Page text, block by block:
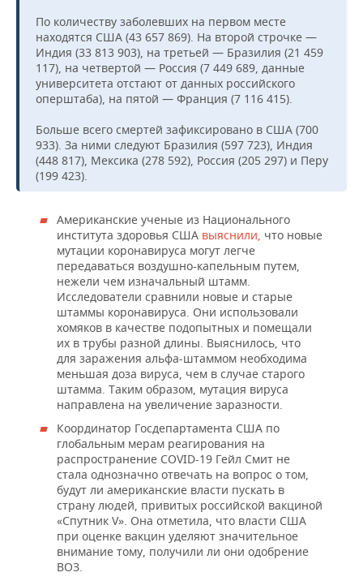
По количеству заболевших на первом месте
находятся США (43 657 869). На второй строчке —
Индия (33 813 903), на третьей — Бразилия (21 459
117), на четвертой — Россия (7 449 689, данные
университета отстают от данных российского
оперштаба), на пятой — Франция (7 116 415).
Больше всего смертей зафиксировано в США (700
933). За ними следуют Бразилия (597 723), Индия
(448 817), Мексика (278 592), Россия (205 297) и Перу
(199 423).
Американские ученые из Национального
института здоровья США выяснили, что новые
мутации коронавируса могут легче
передаваться воздушно-капельным путем,
нежели чем изначальный штамм.
Исследователи сравнили новые и старые
штаммы коронавируса. Они использовали
хомяков в качестве подопытных и помещали
их в трубы разной длины. Выяснилось, что
для заражения альфа-штаммом необходима
меньшая доза вируса, чем в случае старого
штамма. Таким образом, мутация вируса
направлена на увеличение заразности.
Координатор Госдепартамента США по
глобальным мерам реагирования на
распространение COVID-19 Гейл Смит не
стала однозначно отвечать на вопрос о том,
будут ли американские власти пускать в
страну людей, привитых российской вакциной
«Спутник V». Она отметила, что власти США
при оценке вакцин уделяют значительное
внимание тому, получили ли они одобрение
ВОЗ.